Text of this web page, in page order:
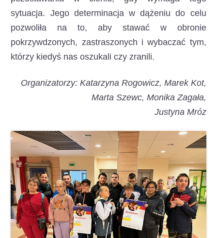
sytuacja. Jego determinacja w dążeniu do celu
pozwoliła na to, aby stawać w obronie
pokrzywdzonych, zastraszonych i wybaczać tym,
którzy kiedyś nas oszukali czy zranili.
Organizatorzy: Katarzyna Rogowicz, Marek Kot,
Marta Szewc, Monika Zagała,
Justyna Mróz